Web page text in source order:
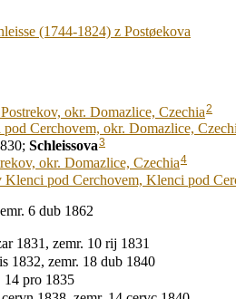
(1744-1824) z Postøekova
okr. Domazlice, Czechia2
Cerchovem, okr. Domazlice,
Schleissova3
okr. Domazlice, Czechia4
Klenci pod Cerchovem, Klenci pod
6 dub 1862
1831, zemr. 10 rij 1831
1832, zemr. 18 dub 1840
14 pro 1835